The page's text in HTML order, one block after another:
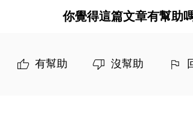
你覺得這篇文章有幫助
有幫助 沒幫助